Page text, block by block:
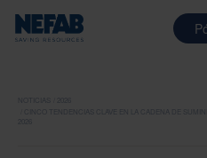
NOTICIAS
CINCO TENDENCIAS CLAVE EN LA CADENA DE